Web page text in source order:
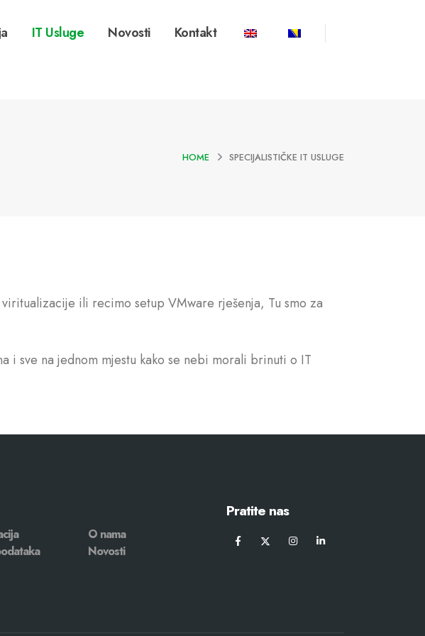
IT Usluge Novosti Kontakt
HOME SPECIJALISTIČKE IT USLUGE
ili recimo setup VMware rješenja, Tu smo za
i sve na jednom mjestu kako se nebi morali brinuti o IT
O nama
Novosti
Pratite nas